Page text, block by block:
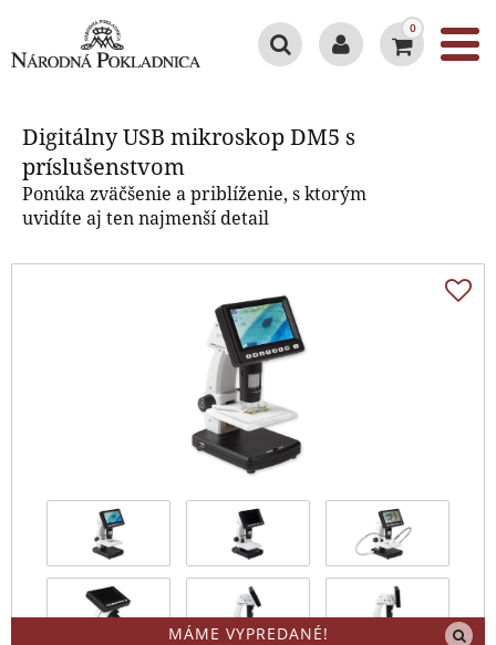
0
Digitálny USB mikroskop DM5 s
príslušenstvom
Ponúka zväčšenie a priblíženie, s ktorým
uvidíte aj ten najmenší detail
MÁME VYPREDANÉ!
Digitálny USB mikroskop DM5 s